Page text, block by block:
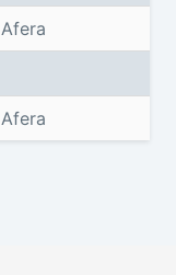
Afera
Afera